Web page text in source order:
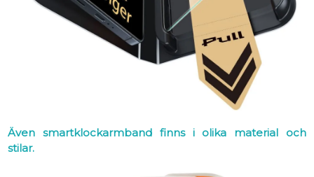
Även smartklockarmband finns i olika material och
stilar.